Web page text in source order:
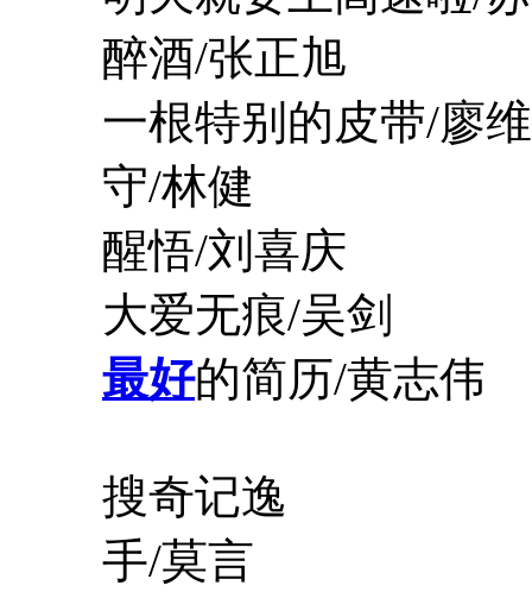
醉酒/张正旭
一根特别的皮带/廖维
守/林健
醒悟/刘喜庆
大爱无痕/吴剑
最好的简历/黄志伟
搜奇记逸
手/莫言